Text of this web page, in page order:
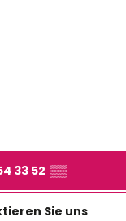
33 52 ▒▒
Sie uns